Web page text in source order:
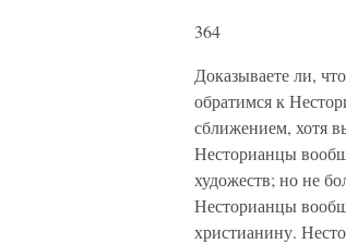
364
Доказываете ли,
обратимся к
сближением, хотя
Несторианцы
художеств; но не
Несторианцы
христианину.